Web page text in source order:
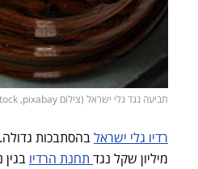
תביעה נגד גלי ישראל (צילום shutterstock ,pixabay)
רדיו גלי ישראלבהסתבכות
מיליון שקל נגד תחנת הרדיו